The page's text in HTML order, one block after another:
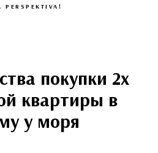
покупки 2х
квартиры в
у моря